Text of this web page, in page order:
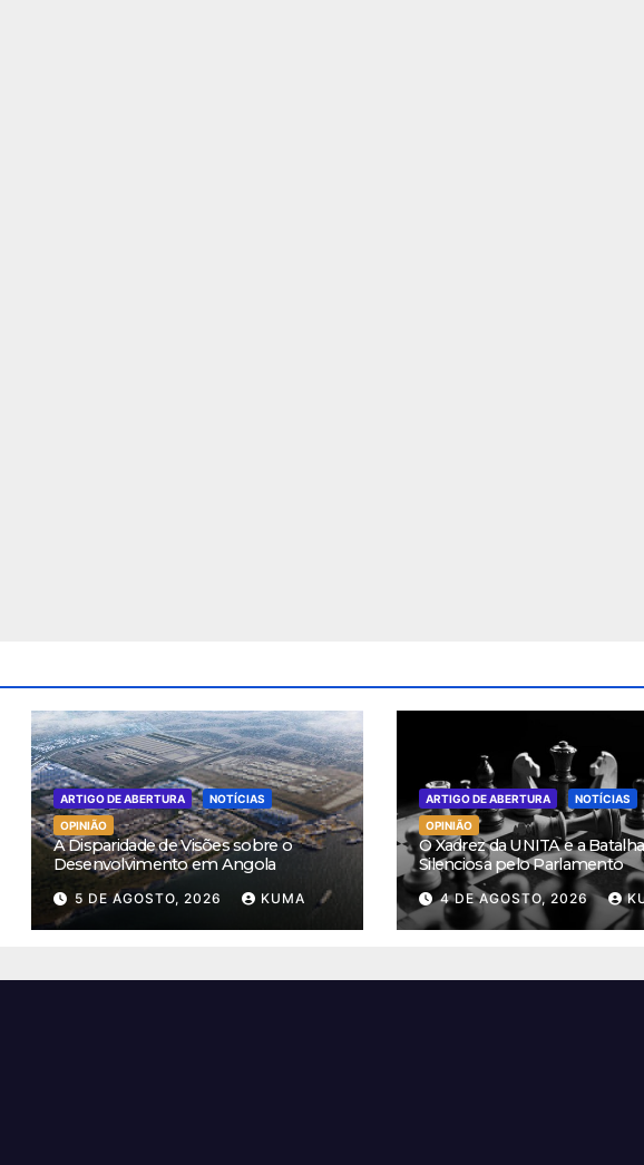
ARTIGO DE ABERTURA
NOTÍCIAS
OPINIÃO
A Disparidade de Visões sobre o
Desenvolvimento em Angola
5 DE AGOSTO, 2026 KUMA
ARTIGO DE ABERTURA
NOTÍCIAS
OPINIÃO
O Xadrez da UNITA e a Batalha
Silenciosa pelo Parlamento
4 DE AGOSTO, 2026